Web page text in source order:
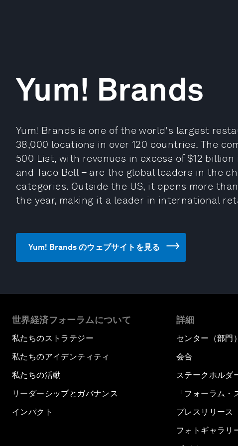
Yum! Brands
Yum! Brands is one of the world's largest
38,000 locations in over 120 countries. The
500 List, with revenues in excess of $12 billion
and Taco Bell – are the global leaders in the
categories. Outside the US, it opens more
the year, making it a leader in international
Yum! Brands のウェブサイトを見る
世界経済フォーラムについて
私たちのストラテジー
私たちのアイデンティティ
私たちの活動
リーダーシップとガバナンス
インパクト
詳細
センター（部門）
会合
ステークホルダ
「フォーラム・
プレスリリース
フォトギャラリ